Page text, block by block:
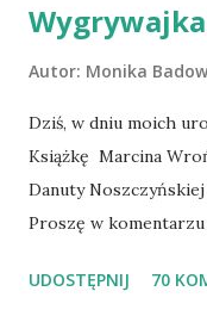
Wygrywajka
Autor: Monika
Dziś, w dniu moich
Książkę Marcina
Danuty
Proszę w
Losowanie odbędzie
UDOSTĘPNIJ 70